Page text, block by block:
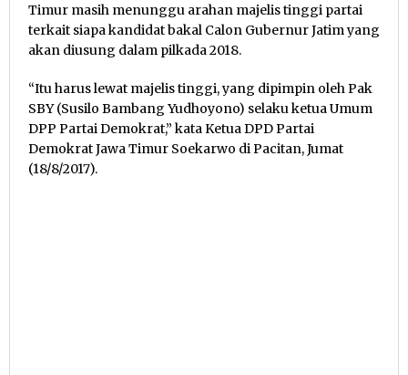
Timur masih menunggu arahan majelis tinggi partai
terkait siapa kandidat bakal Calon Gubernur Jatim yang
akan diusung dalam pilkada 2018.
“Itu harus lewat majelis tinggi, yang dipimpin oleh Pak
SBY (Susilo Bambang Yudhoyono) selaku ketua Umum
DPP Partai Demokrat,” kata Ketua DPD Partai
Demokrat Jawa Timur Soekarwo di Pacitan, Jumat
(18/8/2017).